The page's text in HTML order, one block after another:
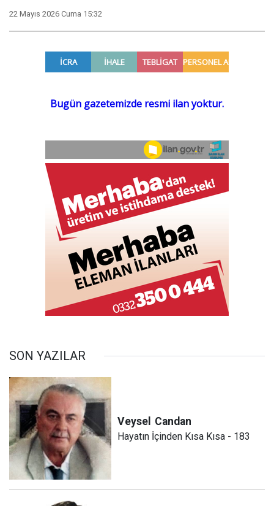
22 Mayıs 2026 Cuma 15:32
SON YAZILAR
Veysel Candan
Hayatın İçinden Kısa Kısa - 183